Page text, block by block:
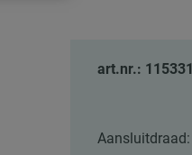
art.nr.: 115331
Aansluitdraad: